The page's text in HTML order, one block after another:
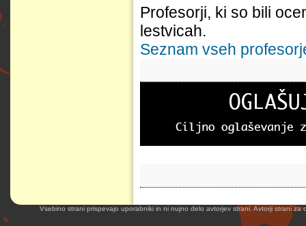
Profesorji, ki so bili
lestvicah.
Seznam vseh
Vsebino strani prispevajo uporabniki in ni nujno delo avtorjev strani. Avtorji strani